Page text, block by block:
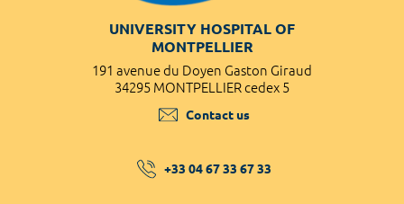
UNIVERSITY HOSPITAL OF
MONTPELLIER
191 avenue du Doyen Gaston Giraud
34295 MONTPELLIER cedex 5
Contact us
+33 04 67 33 67 33